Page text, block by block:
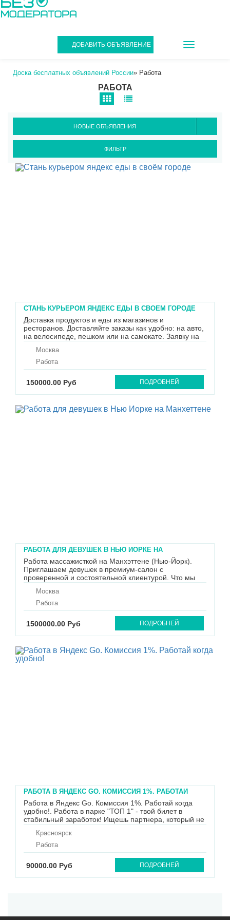
ДОБАВИТЬ ОБЪЯВЛЕНИЕ
TOGGLE
Доска бесплатных объявлений России» Работа
РАБОТА
НОВЫЕ ОБЪЯВЛЕНИЯ
ФИЛЬТР
СТАНЬ КУРЬЕРОМ ЯНДЕКС ЕДЫ В СВОЁМ ГОРОДЕ
Доставка продуктов и еды из магазинов и
ресторанов. Доставляйте заказы как удобно: на авто,
на велосипеде, пешком или на самокате. Заявку на
указанную электронную почту. Звоните
+79081723279
Москва
150000.00 Руб
Работа
ПОДРОБНЕЙ
РАБОТА ДЛЯ ДЕВУШЕК В НЬЮ ЙОРКЕ НА
Работа массажисткой на Манхэттене (Нью-Йорк).
Приглашаем девушек в премиум-салон с
проверенной и состоятельной клиентурой. Что мы
среднем $15 000–$20 000 в месяц). Выплаты:
ежедневно, 50% с каждой программы. Обучение:
бесплатное с нуля (выплаты уже на ста...
Москва
1500000.00 Руб
Работа
ПОДРОБНЕЙ
РАБОТА В ЯНДЕКС GO. КОМИССИЯ 1%. РАБОТАЙ
Работа в Яндекс Go. Комиссия 1%. Работай когда
удобно!. Работа в парке "ТОП 1" - твой билет в
стабильный заработок! Ищешь партнера, который не
Мы — то, что нужно. - Комиссия парка всего 1% —
оставляешь почти всё себе. - Моментальные
выплаты — ...
Красноярск
90000.00 Руб
Работа
ПОДРОБНЕЙ